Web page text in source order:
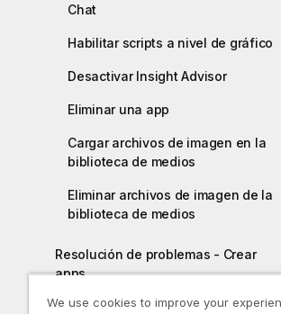
Chat
Habilitar scripts a nivel de gráfico
Desactivar Insight Advisor
Eliminar una app
Cargar archivos de imagen en la
biblioteca de medios
Eliminar archivos de imagen de la
biblioteca de medios
Resolución de problemas - Crear
apps
Optimizar el rendimiento de las apps
We use cookies to improve your